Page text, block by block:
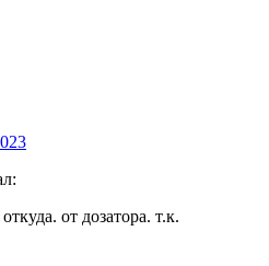
от дозатора. т.к.